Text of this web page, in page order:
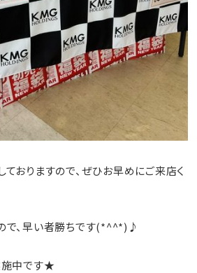
おりますので、ぜひお早めにご来店く
で、早い者勝ちです(*^^*)♪
施中です★